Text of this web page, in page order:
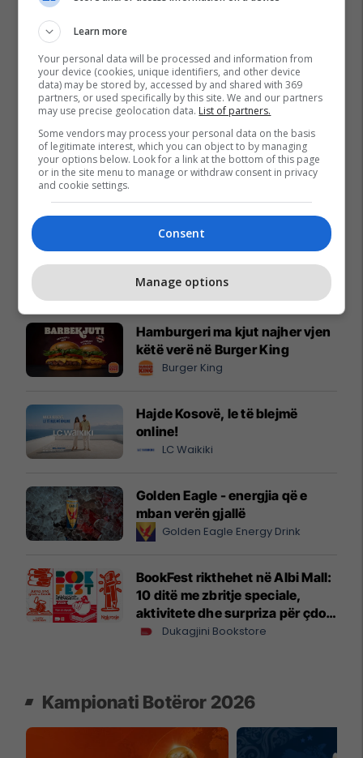
Hamburgeri ma kjut najher vjen
këtë verë në Burger King
Burger King
Hajde Kosovë, le të blejmë
online!
LC Waikiki
Golden Eagle - energjia që e
mban verën gjallë
Golden Eagle Energy Drink
BookFest rikthehet në Albi Mall:
10 ditë me zbritje speciale,
aktivitete dhe surpriza për çdo
lexuesDukagjini Bookstore
Kampionati Botëror 2026
Learn more
Your personal data will be processed and information from
your device (cookies, unique identifiers, and other device
data) may be stored by, accessed by and shared with 369
partners, or used specifically by this site. We and our partners
may use precise geolocation data. List of partners.
Some vendors may process your personal data on the basis
of legitimate interest, which you can object to by managing
your options below. Look for a link at the bottom of this page
or in the site menu to manage or withdraw consent in privacy
and cookie settings.
Consent
Manage options